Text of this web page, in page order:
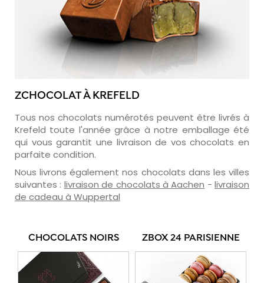
ZCHOCOLAT À KREFELD
Tous nos chocolats numérotés peuvent être livrés à
Krefeld toute l'année grâce à notre emballage été
qui vous garantit une livraison de vos chocolats en
parfaite condition.
Nous livrons également nos chocolats dans les villes
suivantes : livraison de chocolats à Aachen - livraison
de cadeau à Wuppertal
CHOCOLATS NOIRS ZBOX 24 PARISIENNE